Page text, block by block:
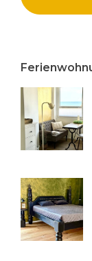
a
ä
h
e
n